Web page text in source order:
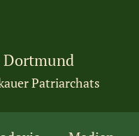
Dortmund
Patriarchats